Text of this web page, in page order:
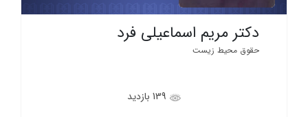
دکتر مریم اسماعیلی فرد
حقوق محیط زیست